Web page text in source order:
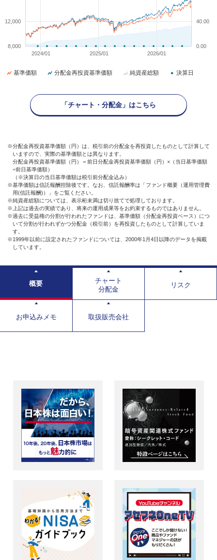
2024/01 2025/01 2026/01
8,000
12,000
0.00
40.00
基準価額 分配金再投資基準価額 純資産総額 決算日
「チャート・分配金」はこちら
※分配金再投資基準価額（円）は、税引前の分配金を再投資したものとして計算して
いますので、実際の基準価額とは異なります。
分配金再投資基準価額（円）＝前日分配金再投資基準価額（円）×（当日基準価額
÷前日基準価額）
（※決算日の当日基準価額は税引前分配金込み）
※基準価額は信託報酬控除後です。なお、信託報酬率は「ファンド概要（運用管理費
用(信託報酬)）」をご覧ください。
※純資産総額については、表示桁未満は切り捨てで処理しております。
※上記は過去の実績であり、将来の運用成果等をお約束するものではありません。
※過去に受益権の分割が行われたファンドは、基準価額（分配金再投資ベース）につ
いて分割が行われずかつ分配金（税引前）を再投資したものとして計算していま
す。
※1999年以前に設定されたファンドについては、2000年1月4日以降のデータを掲載
しています。
概要
チャート
分配金
リスク
お申込みメモ 取扱販売会社